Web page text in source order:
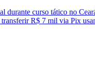
durante curso tático no
R$ 7 mil via Pix